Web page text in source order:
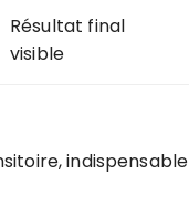
Résultat final
visible
indispensable